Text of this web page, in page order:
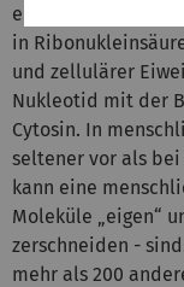
erkennt bestimmte
in
und zellulärer
Nukleotid mit der
Cytosin. In
seltener vor als
kann eine
Moleküle „eigen“
zerschneiden -
mehr als 200